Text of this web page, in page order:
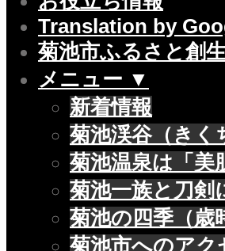
Translation by
菊池市ふるさと創
メニュー ▼
新着情報
菊池渓谷（きく
菊池温泉は「美
菊池一族と刀剣
菊池の四季（歳
菊池市へのアク